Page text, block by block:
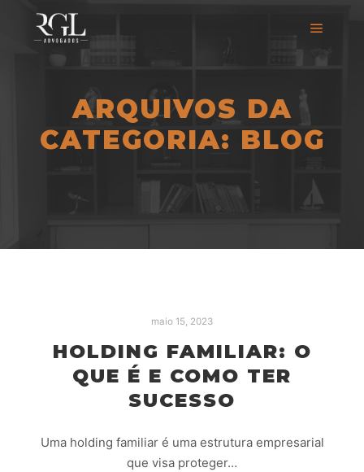
ARQUIVOS DA
CATEGORIA: BLOG
maio 15, 2023
HOLDING FAMILIAR: O
QUE É E COMO TER
SUCESSO
Uma holding familiar é uma estrutura empresarial
que visa proteger…